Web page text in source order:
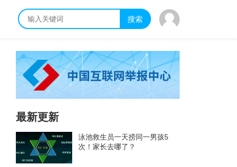
搜索
最新更新
泳池救生员一天捞同一男孩5
次！家长去哪了？